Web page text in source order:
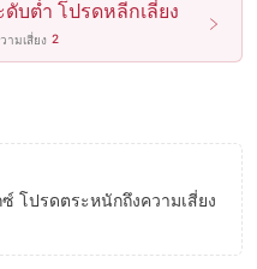
บต่ำ โปรดหลีกเลี่ยง
ามเสี่ยง 2
โปรดตระหนักถึงความเสี่ยง